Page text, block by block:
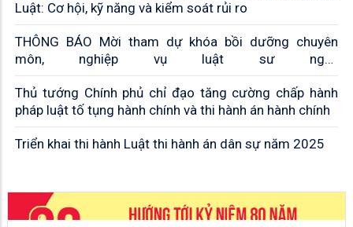
Luật: Cơ hội, kỹ năng và kiểm soát rủi ro
THÔNG BÁO Mời tham dự khóa bồi dưỡng chuyên
môn, nghiệp vụ luật sư ngày
07,14,20,21,28,29/03/2026
Thủ tướng Chính phủ chỉ đạo tăng cường chấp hành
pháp luật tố tụng hành chính và thi hành án hành chính
Triển khai thi hành Luật thi hành án dân sự năm 2025